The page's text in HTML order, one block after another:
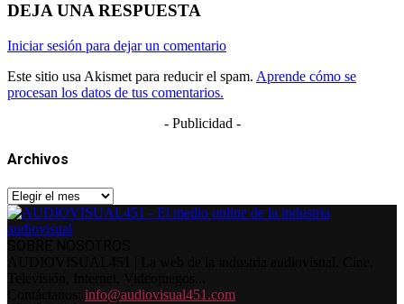
DEJA UNA RESPUESTA
Iniciar sesión para dejar un comentario
Este sitio usa Akismet para reducir el spam. Aprende cómo se
procesan los datos de tus comentarios.
- Publicidad -
Archivos
Archivos
info@audiovisual451.com